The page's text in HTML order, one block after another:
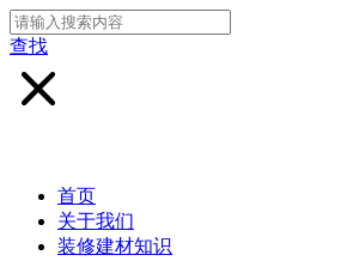
查找
首页
关于我们
装修建材知识